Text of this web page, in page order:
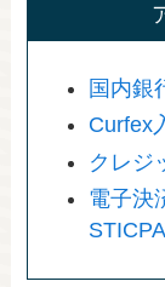
国内銀
Curfex
クレジ
電子決